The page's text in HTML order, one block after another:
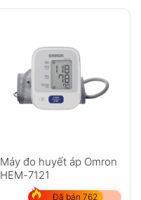
Máy đo huyết áp Omron
HEM-7121
Đã bán 762